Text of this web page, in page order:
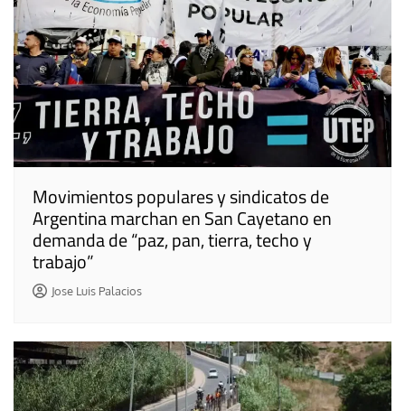
Movimientos populares y sindicatos de
Argentina marchan en San Cayetano en
demanda de “paz, pan, tierra, techo y
trabajo”
Jose Luis Palacios